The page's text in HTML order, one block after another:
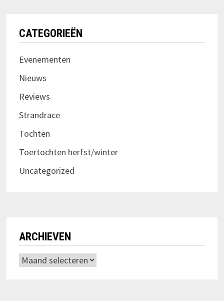
CATEGORIEËN
Evenementen
Nieuws
Reviews
Strandrace
Tochten
Toertochten herfst/winter
Uncategorized
ARCHIEVEN
Archieven